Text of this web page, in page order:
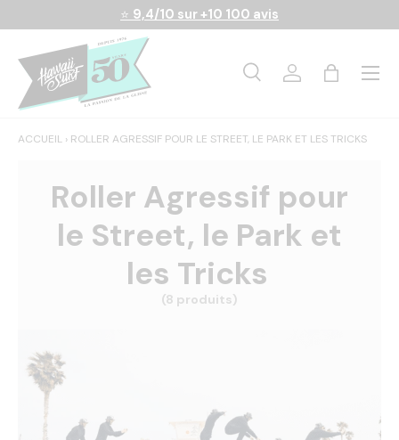
Aller au contenu
⭐ 9,4/10 sur +10 100 avis
Rechercher
RechercheSe connecter
Panier
Menu
ACCUEIL › ROLLER AGRESSIF POUR LE STREET, LE PARK ET LES TRICKS
Roller Agressif pour
le Street, le Park et
les Tricks
(8 produits)